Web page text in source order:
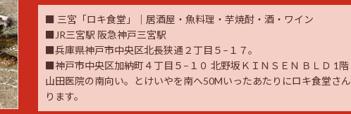
■ 三宮「ロキ食堂」｜居酒屋・魚料理・芋焼酎・酒・ワイン
■JR三宮駅 阪急神戸三宮駅
■兵庫県神戸市中央区北長狭通２丁目５−１７。
■神戸市中央区加納町４丁目５−１０ 北野坂ＫＩＮＳＥＮ ＢＬＤ 1階
山田医院の南向い。とけいやを南へ50Mいったあたりにロキ食堂さ
ります。